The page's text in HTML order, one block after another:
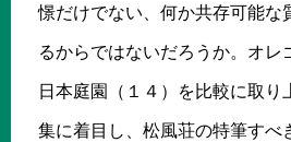
憬だけでない、何か共存可能な
るからではないだろうか。オレ
日本庭園（１４）を比較に取り
集に着目し、松風荘の特筆すべ